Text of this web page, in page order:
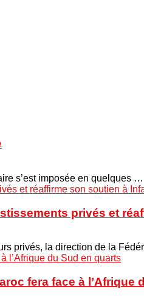
s’est imposée en quelques …
privés et
privés, la direction de la
fera face à l’Afrique